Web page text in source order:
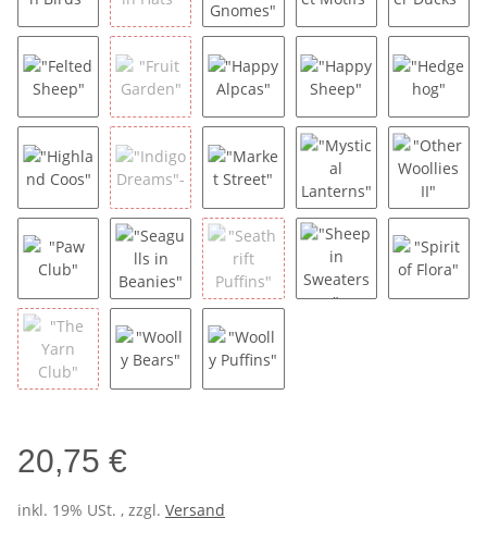
"British Birds""Cats in Hats""Crafting Gnomes""Crochet Motifs"
"Felted Sheep""Fruit Garden""Happy Alpcas""Happy Sheep"
"Highland Coos""Indigo Dreams"-"Market Street""Mystical Lanterns"
"Other
"Paw Club" "Seagulls in Beanies""Seathrift Puffins"
20,75 €
inkl. 19% USt. , zzgl. Versand